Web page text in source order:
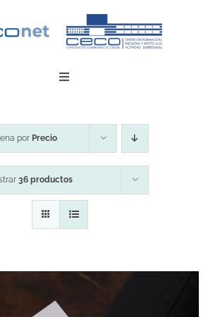
Toggle
por Precio
36 productos